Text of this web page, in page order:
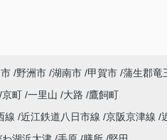
野洲市 湖南市 甲賀市 蒲生郡竜
京町 一里山 大路
鷹飼町
線 近江鉄道八日市線 京阪京津線